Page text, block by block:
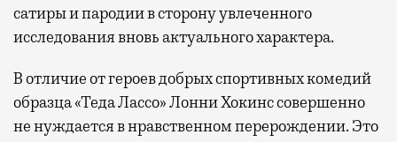
сатиры и пародии в сторону увлеченного
исследования вновь актуального характера.
В отличие от героев добрых спортивных комедий
образца «Теда Лассо» Лонни Хокинс совершенно
не нуждается в нравственном перерождении. Это